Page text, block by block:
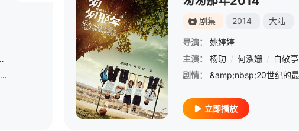
康琳浠 郝明奇 盛超 / 程澄 / 李兆林 / 黄杨 / 刘美含 / 张超良 /
&amp;nbsp;冉冬阳今年上初二了，和以往不一样的是，她和她的几个好朋友梅小雅、莫欣儿、小魔女、南柯梦等遇到了许多过去从未遇到的问题，青春期的不期而至不仅令她们在一夜之间个头窜高了一大截，更让她们小小的心
剧集 2014 大陆
导演：
姚婷婷
主演：
杨玏 / 何泓姗 / 白敬亭
剧情：
立即播放